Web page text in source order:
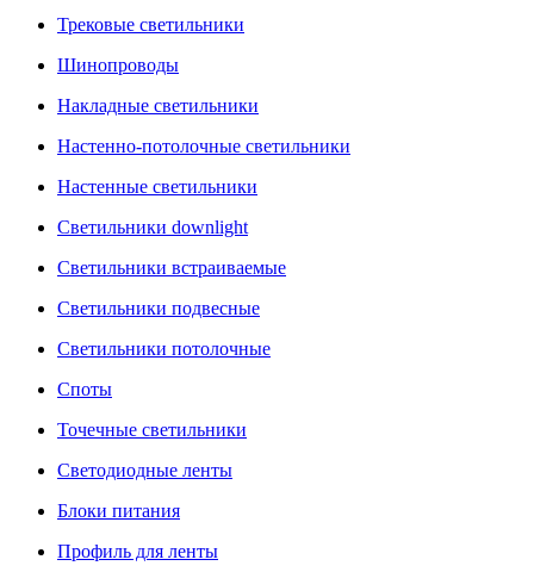
Трековые светильники
Шинопроводы
Накладные светильники
Настенно-потолочные светильники
Настенные светильники
Светильники downlight
Светильники встраиваемые
Светильники подвесные
Светильники потолочные
Споты
Точечные светильники
Светодиодные ленты
Блоки питания
Профиль для ленты